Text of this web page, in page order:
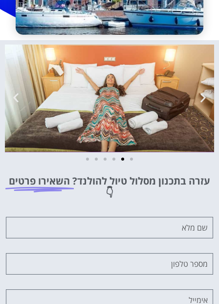
מציאת מלון
לחצו
עזרה בתכנון מסלול טיול להולנד? השאירו פרטים
👇